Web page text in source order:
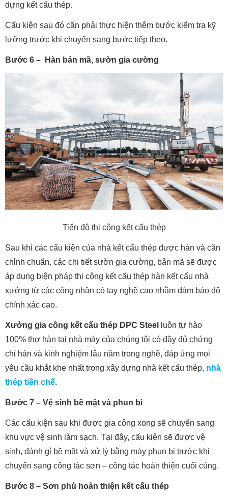
dựng kết cấu thép.
Cấu kiện sau đó cần phải thực hiện thêm bước kiểm tra kỹ
lưỡng trước khi chuyển sang bước tiếp theo.
Bước 6 – Hàn bản mã, sườn gia cường
Tiến độ thi công kết cấu thép
Sau khi các cấu kiện của nhà kết cấu thép được hàn và căn
chỉnh chuẩn, các chi tiết sườn gia cường, bản mã sẽ được
áp dụng biện pháp thi công kết cấu thép hàn kết cấu nhà
xưởng từ các công nhân có tay nghề cao nhằm đảm bảo độ
chính xác cao.
Xưởng gia công kết cấu thép DPC Steel
luôn tự hào
100% thợ hàn tại nhà máy của chúng tôi có đầy đủ chứng
chỉ hàn và kinh nghiệm lâu năm trong nghề, đáp ứng mọi
yêu cầu khắt khe nhất trong xây dựng nhà kết cấu thép, nhà
thép tiền chế.
Bước 7 – Vệ sinh bề mặt và phun bi
Các cấu kiện sau khi được gia công xong sẽ chuyển sang
khu vực vệ sinh làm sạch. Tại đây, cấu kiện sẽ được vệ
sinh, đánh gỉ bề mặt và xử lý bằng máy phun bi trước khi
chuyển sang công tác sơn – công tác hoàn thiện cuối cùng.
Bước 8 – Sơn phủ hoàn thiện kết cấu thép